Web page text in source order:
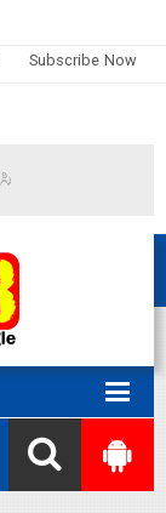
Subscribe Now